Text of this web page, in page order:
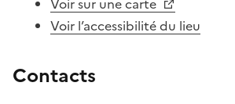
Voir l’accessibilité du lieu
Contacts